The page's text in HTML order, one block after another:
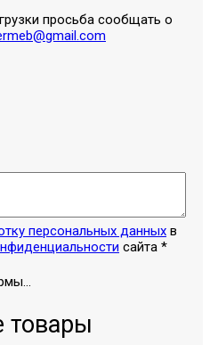
просьба сообщать о
персональных данных в
сайта *
товары